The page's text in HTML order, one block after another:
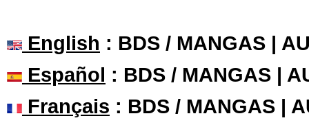
English : BDS / MANGAS |
Español : BDS / MANGAS |
Français : BDS / MANGAS |